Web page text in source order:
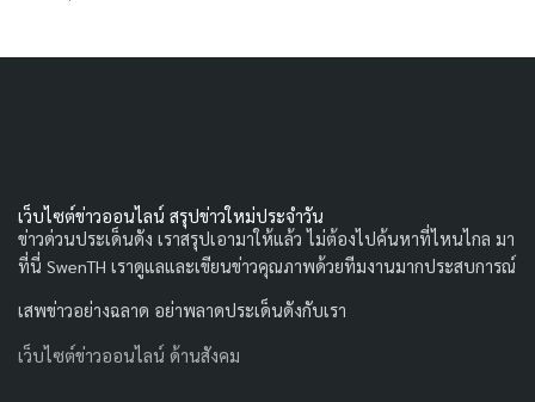
เว็บไซต์ข่าวออนไลน์ สรุปข่าวใหม่ประจำวัน
ข่าวด่วนประเด็นดัง เราสรุปเอามาให้แล้ว ไม่ต้องไปค้นหาที่ไหนไกล มา
ที่นี่ SwenTH เราดูแลและเขียนข่าวคุณภาพด้วยทีมงานมากประสบการณ์
เสพข่าวอย่างฉลาด อย่าพลาดประเด็นดังกับเรา
เว็บไซต์ข่าวออนไลน์ ด้านสังคม